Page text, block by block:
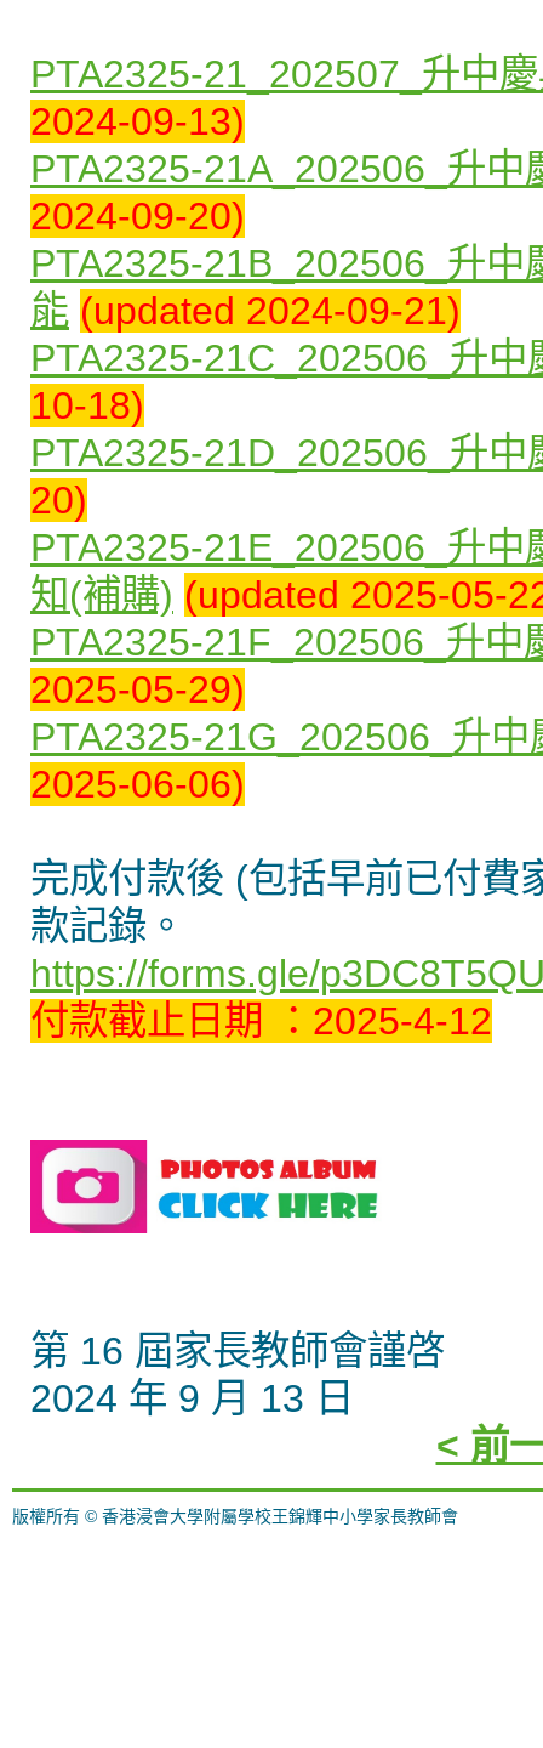
PTA2325-21_202507_升中
2024-09-13)
PTA2325-21A_202506_升
2024-09-20)
PTA2325-21B_202506_升
能 (updated 2024-09-21)
PTA2325-21C_202506_升
10-18)
PTA2325-21D_202506_升中
20)
PTA2325-21E_202506_升
知(補購) (updated 2025-05-
PTA2325-21F_202506_升中
2025-05-29)
PTA2325-21G_202506_升
2025-06-06)
完成付款後 (包括早前已付費
款記錄。
https://forms.gle/
付款截止日期 ：2025-4-12
第 16 屆家長教師會謹啓
2024 年 9 月 13 日
< 前
版權所有 © 香港浸會大學附屬學校王錦輝中小學家長教師會